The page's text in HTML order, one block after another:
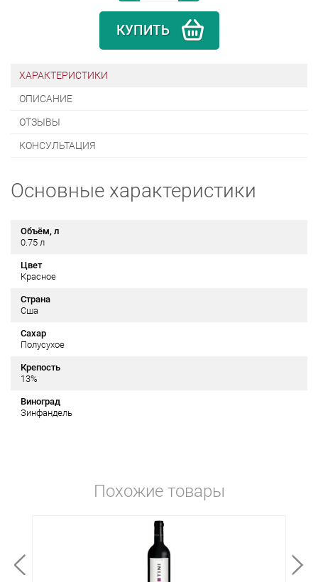
КУПИТЬ
ХАРАКТЕРИСТИКИ
ОПИСАНИЕ
ОТЗЫВЫ
КОНСУЛЬТАЦИЯ
Основные характеристики
Объём, л
0.75 л
Цвет
Красное
Страна
Сша
Сахар
Полусухое
Крепость
13%
Виноград
Зинфандель
Похожие товары